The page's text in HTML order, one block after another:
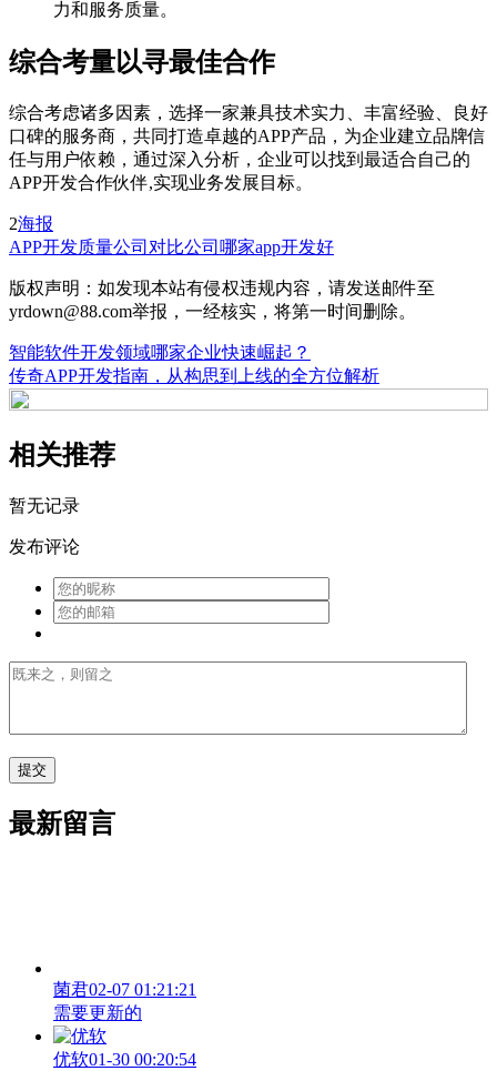
力和服务质量。
综合考量以寻最佳合作
综合考虑诸多因素，选择一家兼具技术实力、丰富经验、良好
口碑的服务商，共同打造卓越的APP产品，为企业建立品牌信
任与用户依赖，通过深入分析，企业可以找到最适合自己的
APP开发合作伙伴,实现业务发展目标。
2海报
APP开发质量公司对比公司哪家app开发好
版权声明：如发现本站有侵权违规内容，请发送邮件至
yrdown@88.com举报，一经核实，将第一时间删除。
智能软件开发领域哪家企业快速崛起？
传奇APP开发指南，从构思到上线的全方位解析
相关推荐
暂无记录
发布评论
最新留言
菌君02-07 01:21:21
需要更新的
优软01-30 00:20:54